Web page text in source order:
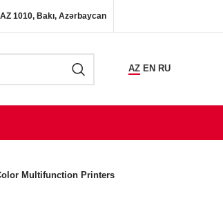
1010, Bakı, Azərbaycan
AZ EN RU
Multifunction Printers